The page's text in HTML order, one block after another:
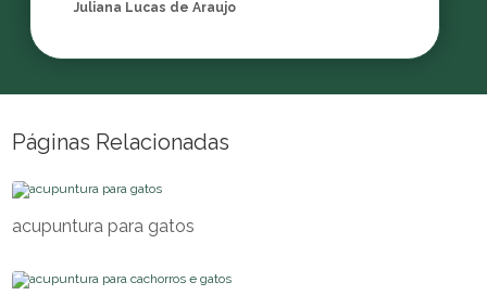
Juliana Lucas de Araujo
Páginas Relacionadas
acupuntura para gatos